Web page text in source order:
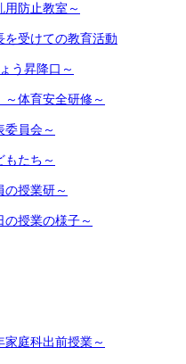
止教室～
を受けての教育活動
昇降口～
育安全研修～
会～
ち～
授業研～
の様子～
科出前授業～